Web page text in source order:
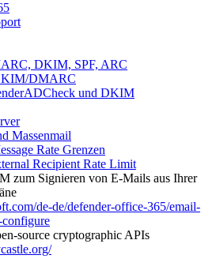
DKIM, SPF, ARC
DMARC
und DKIM
Massenmail
Rate Grenzen
Recipient Rate Limit
zum Signieren von E-Mails aus Ihrer
de-de/defender-office-365/email-
source cryptographic APIs